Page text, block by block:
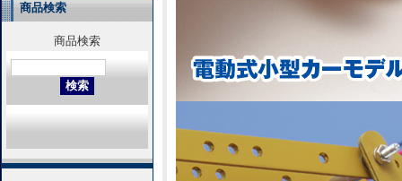
商品検索
商品検索